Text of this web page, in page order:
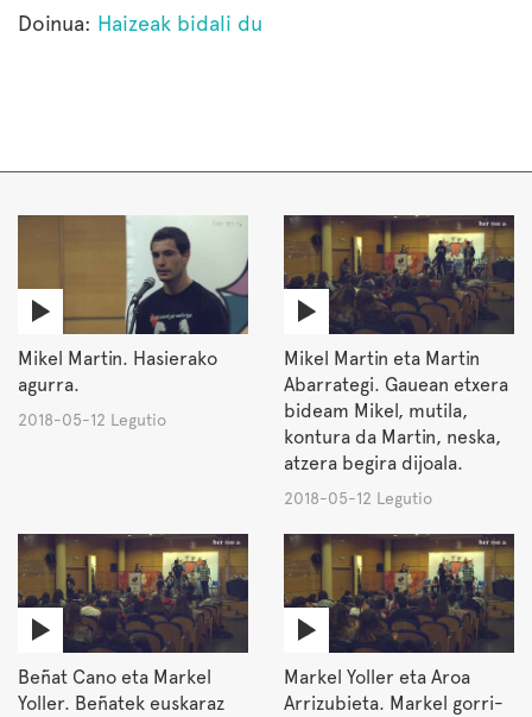
Doinua: Haizeak bidali du
Mikel Martin. Hasierako
agurra.
2018-05-12 Legutio
Mikel Martin eta Martin
Abarrategi. Gauean etxera
bideam Mikel, mutila,
kontura da Martin, neska,
atzera begira dijoala.
2018-05-12 Legutio
Beñat Cano eta Markel
Yoller. Beñatek euskaraz
Markel Yoller eta Aroa
Arrizubieta. Markel gorri-